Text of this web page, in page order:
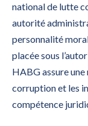
national de lutte
autorité
personnalité
placée sous
HABG assure
corruption et les
compétence